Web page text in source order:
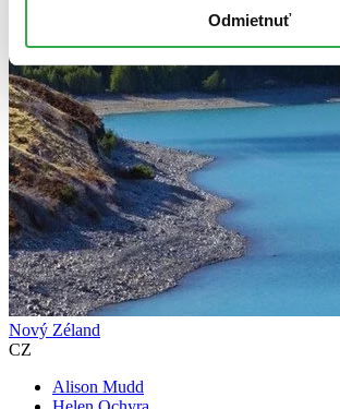
Odmietnuť
Nový Zéland
CZ
Alison Mudd